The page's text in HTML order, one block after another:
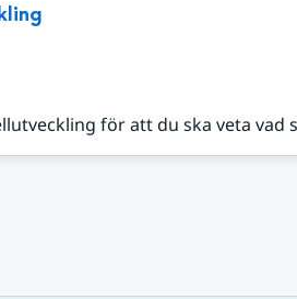
för att du ska veta vad